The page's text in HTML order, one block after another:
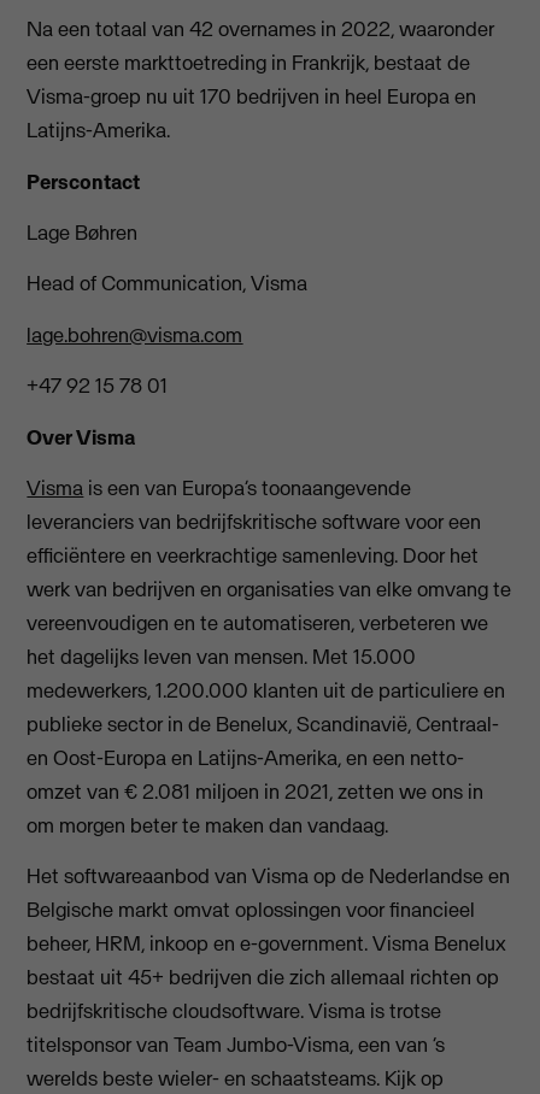
Na een totaal van 42 overnames in 2022, waaronder
een eerste markttoetreding in Frankrijk, bestaat de
Visma-groep nu uit 170 bedrijven in heel Europa en
Latijns-Amerika.
Perscontact
Lage Bøhren
Head of Communication, Visma
lage.bohren@visma.com
+47 92 15 78 01
Over Visma
Visma is een van Europa’s toonaangevende
leveranciers van bedrijfskritische software voor een
efficiëntere en veerkrachtige samenleving. Door het
werk van bedrijven en organisaties van elke omvang te
vereenvoudigen en te automatiseren, verbeteren we
het dagelijks leven van mensen. Met 15.000
medewerkers, 1.200.000 klanten uit de particuliere en
publieke sector in de Benelux, Scandinavië, Centraal-
en Oost-Europa en Latijns-Amerika, en een netto-
omzet van € 2.081 miljoen in 2021, zetten we ons in
om morgen beter te maken dan vandaag.
Het softwareaanbod van Visma op de Nederlandse en
Belgische markt omvat oplossingen voor financieel
beheer, HRM, inkoop en e-government. Visma Benelux
bestaat uit 45+ bedrijven die zich allemaal richten op
bedrijfskritische cloudsoftware. Visma is trotse
titelsponsor van Team Jumbo-Visma, een van ‘s
werelds beste wieler- en schaatsteams. Kijk op